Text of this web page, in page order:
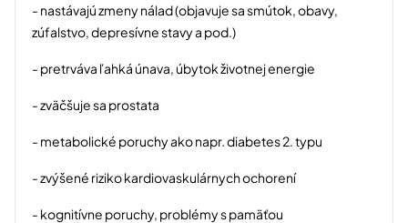
- nastávajú zmeny nálad (objavuje sa smútok, obavy,
zúfalstvo, depresívne stavy a pod.)
- pretrváva ľahká únava, úbytok životnej energie
- zväčšuje sa prostata
- metabolické poruchy ako napr. diabetes 2. typu
- zvýšené riziko kardiovaskulárnych ochorení
- kognitívne poruchy, problémy s pamäťou